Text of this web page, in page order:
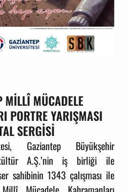
MİLLÎ MÜCADELE
PORTRE YARIŞMASI
SERGİSİ
, Gaziantep Büyükşehir
A.Ş.’nin iş birliği ile
sahibinin 1343 çalışması ile